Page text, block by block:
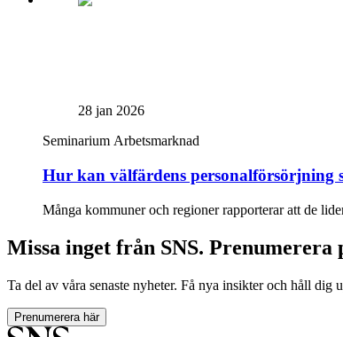
28 jan 2026
Seminarium Arbetsmarknad
Hur kan välfärdens personalförsörjning
Många kommuner och regioner rapporterar att de
Missa inget från SNS. Prenumerera
Ta del av våra senaste nyheter. Få nya insikter och håll dig
Prenumerera här